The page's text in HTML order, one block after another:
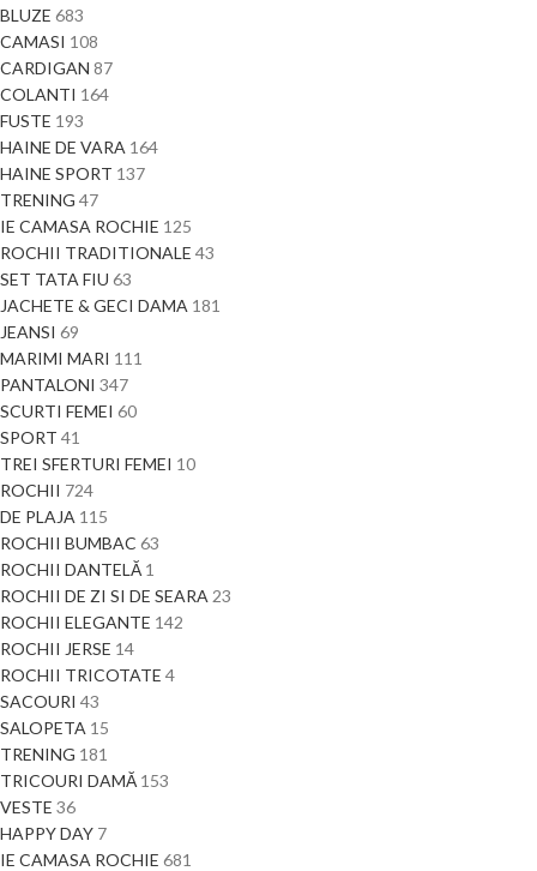
BLUZE 683
CAMASI 108
CARDIGAN 87
COLANTI 164
FUSTE 193
HAINE DE VARA 164
HAINE SPORT 137
TRENING 47
IE CAMASA ROCHIE 125
ROCHII TRADITIONALE 43
SET TATA FIU 63
JACHETE & GECI DAMA 181
JEANSI 69
MARIMI MARI 111
PANTALONI 347
SCURTI FEMEI 60
SPORT 41
TREI SFERTURI FEMEI 10
ROCHII 724
DE PLAJA 115
ROCHII BUMBAC 63
ROCHII DANTELĂ 1
ROCHII DE ZI SI DE SEARA 23
ROCHII ELEGANTE 142
ROCHII JERSE 14
ROCHII TRICOTATE 4
SACOURI 43
SALOPETA 15
TRENING 181
TRICOURI DAMĂ 153
VESTE 36
HAPPY DAY 7
IE CAMASA ROCHIE 681